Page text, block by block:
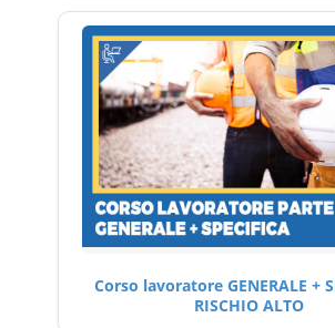
Corso lavoratore GENERALE +
RISCHIO ALTO